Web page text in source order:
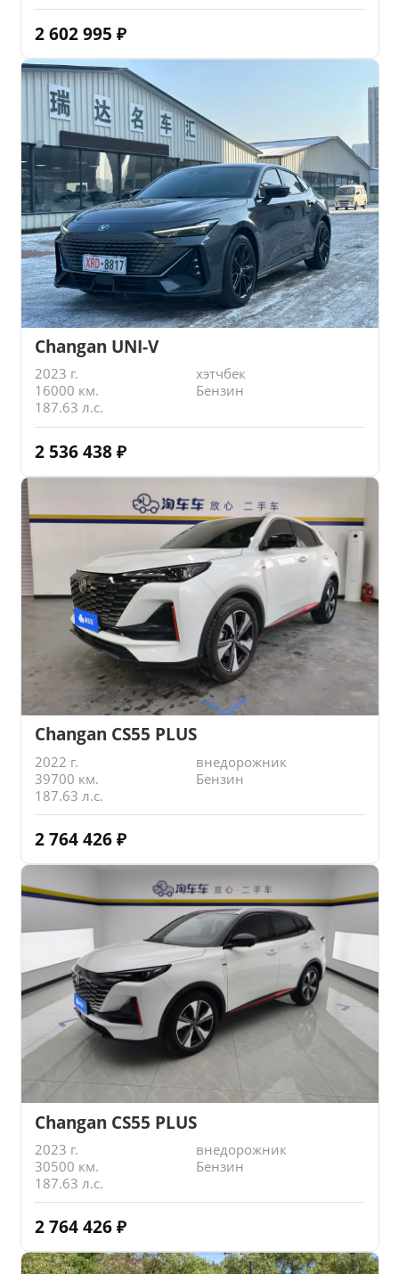
2 602 995 ₽
Changan UNI-V
2023 г.
хэтчбек
16000 км.
Бензин
187.63 л.с.
2 536 438 ₽
Changan CS55 PLUS
2022 г.
внедорожник
39700 км.
Бензин
187.63 л.с.
2 764 426 ₽
Changan CS55 PLUS
2023 г.
внедорожник
30500 км.
Бензин
187.63 л.с.
2 764 426 ₽